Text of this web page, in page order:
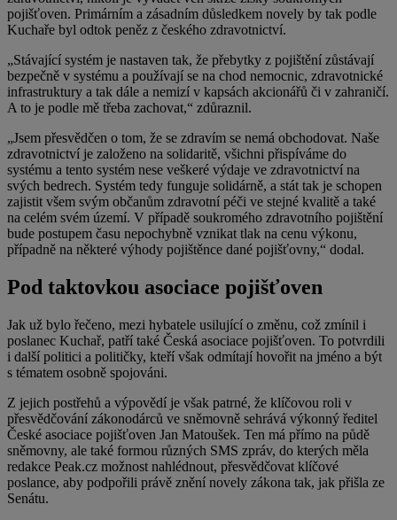
pojišťoven. Primárním a zásadním důsledkem novely by tak podle
Kuchaře byl odtok peněz z českého zdravotnictví.
„Stávající systém je nastaven tak, že přebytky z pojištění zůstávají
bezpečně v systému a používají se na chod nemocnic, zdravotnické
infrastruktury a tak dále a nemizí v kapsách akcionářů či v zahraničí.
A to je podle mě třeba zachovat,“ zdůraznil.
„Jsem přesvědčen o tom, že se zdravím se nemá obchodovat. Naše
zdravotnictví je založeno na solidaritě, všichni přispíváme do
systému a tento systém nese veškeré výdaje ve zdravotnictví na
svých bedrech. Systém tedy funguje solidárně, a stát tak je schopen
zajistit všem svým občanům zdravotní péči ve stejné kvalitě a také
na celém svém území. V případě soukromého zdravotního pojištění
bude postupem času nepochybně vznikat tlak na cenu výkonu,
případně na některé výhody pojištěnce dané pojišťovny,“ dodal.
Pod taktovkou asociace pojišťoven
Jak už bylo řečeno, mezi hybatele usilující o změnu, což zmínil i
poslanec Kuchař, patří také Česká asociace pojišťoven. To potvrdili
i další politici a političky, kteří však odmítají hovořit na jméno a být
s tématem osobně spojováni.
Z jejich postřehů a výpovědí je však patrné, že klíčovou roli v
přesvědčování zákonodárců ve sněmovně sehrává výkonný ředitel
České asociace pojišťoven Jan Matoušek. Ten má přímo na půdě
sněmovny, ale také formou různých SMS zpráv, do kterých měla
redakce Peak.cz možnost nahlédnout, přesvědčovat klíčové
poslance, aby podpořili právě znění novely zákona tak, jak přišla ze
Senátu.